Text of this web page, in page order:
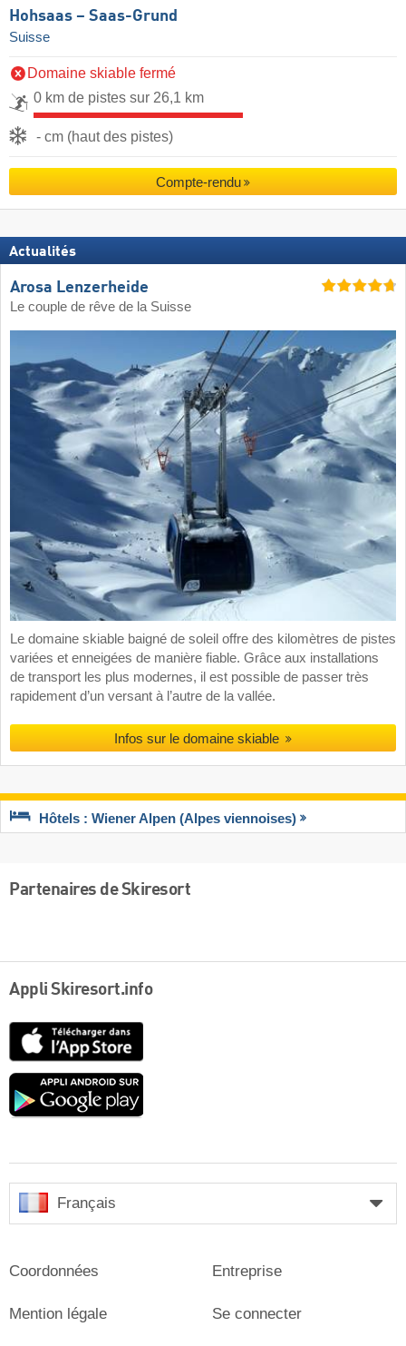
Hohsaas – Saas-Grund
Suisse
Domaine skiable fermé
0 km de pistes sur 26,1 km
- cm (haut des pistes)
Compte-rendu
Actualités
Arosa Lenzerheide
Le couple de rêve de la Suisse
Le domaine skiable baigné de soleil offre des kilomètres de pistes
variées et enneigées de manière fiable. Grâce aux installations
de transport les plus modernes, il est possible de passer très
rapidement d’un versant à l’autre de la vallée.
Infos sur le domaine skiable
Hôtels : Wiener Alpen (Alpes viennoises)
Partenaires de Skiresort
Appli Skiresort.info
Google
Français
Coordonnées
Mention légale
Entreprise
Se connecter